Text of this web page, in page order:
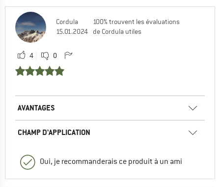
Cordula
15.01.2024
100% trouvent les évaluations
de Cordula utiles
4 0
AVANTAGES
CHAMP D'APPLICATION
Oui, je recommanderais ce produit à un ami